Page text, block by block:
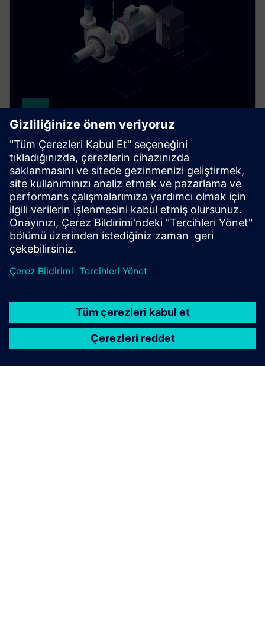
Drivetrain Analyzer Cloud​
Drivetrain Analyzer Cloud monitors equipment
condition, analyzes drivetrain health and optimizes
energy use for easy predictive maintenance of all
components.